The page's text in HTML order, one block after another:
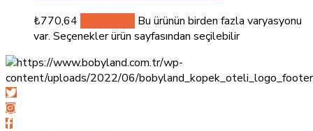
₺770,64
Bu ürünün birden fazla varyasyonu
var. Seçenekler ürün sayfasından seçilebilir